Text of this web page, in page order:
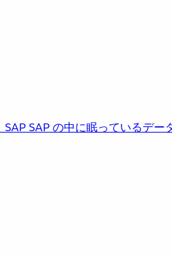
SAPSAP の中に眠っているデー